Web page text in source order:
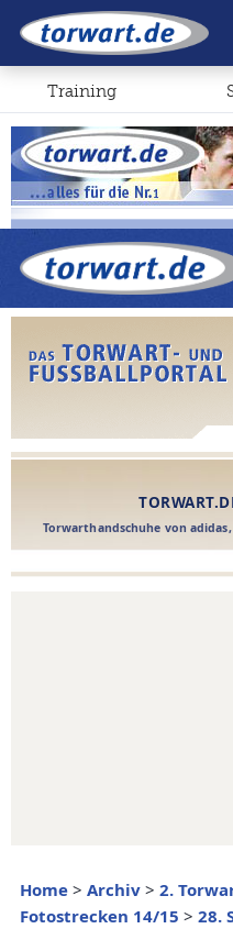
Home > Archiv > 2.
Fotostrecken 14/15 > 28.